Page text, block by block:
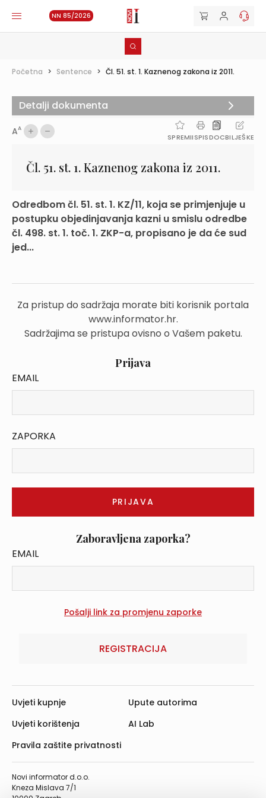
NN 85/2026
Početna > Sentence > Čl. 51. st. 1. Kaznenog zakona iz 2011.
AA
SPREMIISPISDOCBILJEŠKE
Čl. 51. st. 1. Kaznenog zakona iz 2011.
Odredbom čl. 51. st. 1. KZ/11, koja se primjenjuje u
postupku objedinjavanja kazni u smislu odredbe
čl. 498. st. 1. toč. 1. ZKP-a, propisano je da će sud
jed...
Za pristup do sadržaja morate biti korisnik portala
www.informator.hr.
Sadržajima se pristupa ovisno o Vašem paketu.
Prijava
EMAIL
ZAPORKA
Zaboravljena zaporka?
EMAIL
REGISTRACIJA
Detalji dokumenta
Novi informator d.o.o.
Kneza Mislava 7/1
Uvjeti kupnje
Uvjeti korištenja
Pravila zaštite privatnosti
Upute autorima
AI Lab